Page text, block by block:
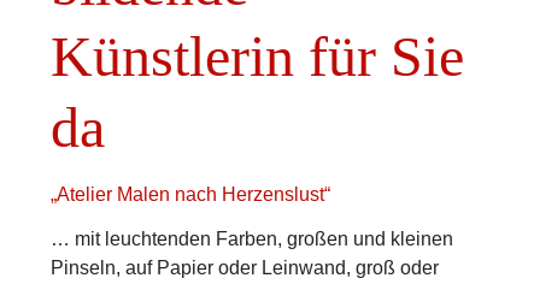
Künstlerin für Sie
da
„Atelier Malen nach Herzenslust“
… mit leuchtenden Farben, großen und kleinen
Pinseln, auf Papier oder Leinwand, groß oder